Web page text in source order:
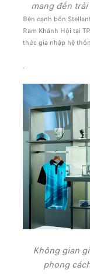
mang đến
Bên cạnh bốn
Ram Khánh Hội tại
thức gia nhập hệ
.
Không gian
phong